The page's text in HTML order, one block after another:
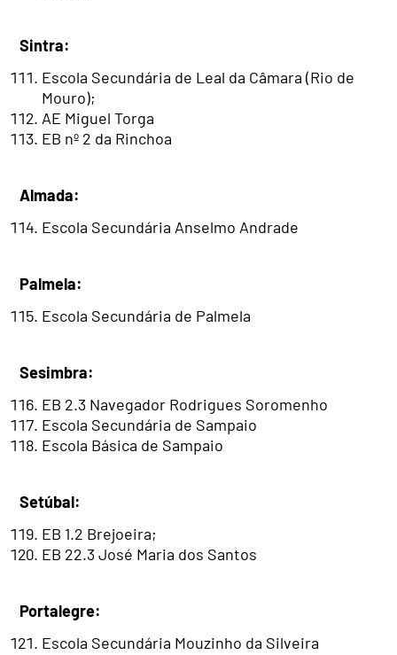
Sintra:
Escola Secundária de Leal da Câmara (Rio de
Mouro);
AE Miguel Torga
EB nº 2 da Rinchoa
Almada:
Escola Secundária Anselmo Andrade
Palmela:
Escola Secundária de Palmela
Sesimbra:
EB 2.3 Navegador Rodrigues Soromenho
Escola Secundária de Sampaio
Escola Básica de Sampaio
Setúbal:
EB 1.2 Brejoeira;
EB 22.3 José Maria dos Santos
Portalegre:
Escola Secundária Mouzinho da Silveira